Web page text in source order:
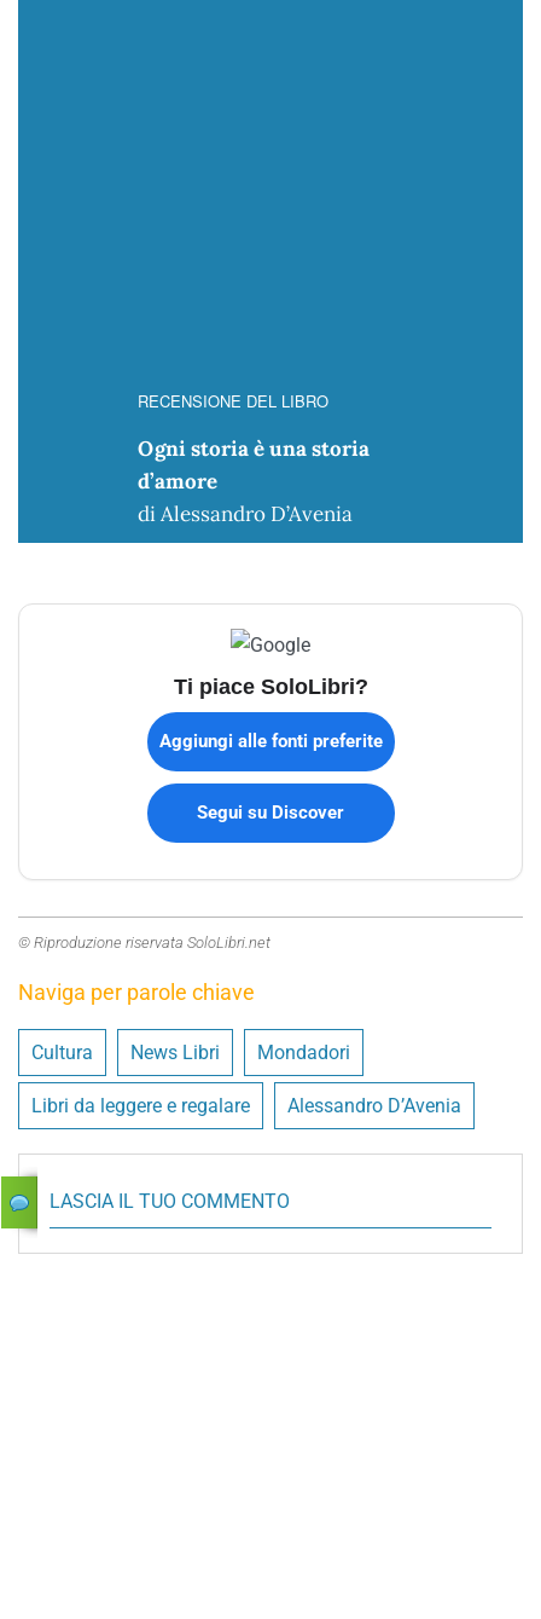
RECENSIONE DEL LIBRO
Ogni storia è una storia
d’amore
di Alessandro D’Avenia
Ti piace SoloLibri?
Aggiungi alle fonti preferite
Segui su Discover
© Riproduzione riservata SoloLibri.net
Naviga per parole chiave
Cultura News Libri Mondadori
Libri da leggere e regalare Alessandro D’Avenia
LASCIA IL TUO COMMENTO